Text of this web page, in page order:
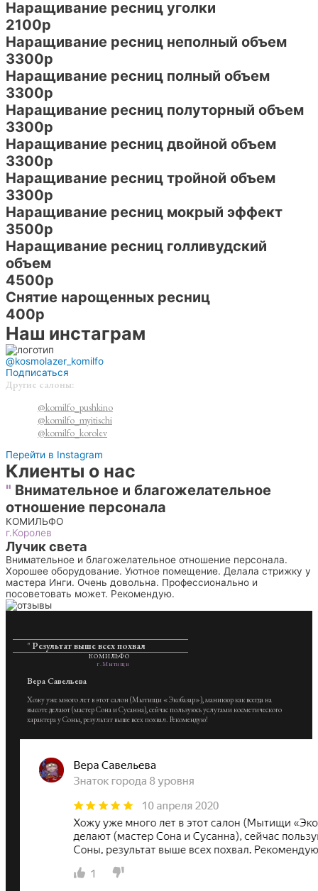
Наращивание ресниц уголки
2100р
Наращивание ресниц неполный объем
3300р
Наращивание ресниц полный объем
3300р
Наращивание ресниц полуторный объем
3300р
Наращивание ресниц двойной объем
3300р
Наращивание ресниц тройной объем
3300р
Наращивание ресниц мокрый эффект
3500р
Наращивание ресниц голливудский
объем
4500р
Снятие нарощенных ресниц
400р
Наш инстаграм
@kosmolazer_komilfo
Подписаться
Другие салоны:
@komilfo_pushkino
@komilfo_myitischi
@komilfo_korolev
Перейти в Instagram
Клиенты о нас
" Внимательное и благожелательное
отношение персонала
КОМИЛЬФО
г.Королев
Лучик света
Внимательное и благожелательное отношение персонала.
Хорошее оборудование. Уютное помещение. Делала стрижку у
мастера Инги. Очень довольна. Профессионально и
посоветовать может. Рекомендую.
" Результат выше всех похвал
КОМИЛЬФО
г.Мытищи
Вера Савельева
Хожу уже много лет в этот салон (Мытищи «Экобазар»), маникюр как всегда на
высоте делают (мастер Сона и Сусанна), сейчас пользуюсь услугами косметического
характера у Соны, результат выше всех похвал. Рекомендую!